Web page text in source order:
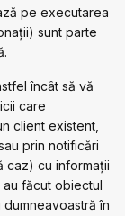
pe executarea
sunt parte
încât să vă
care
client existent,
prin notificări
caz) cu informații
făcut obiectul
în